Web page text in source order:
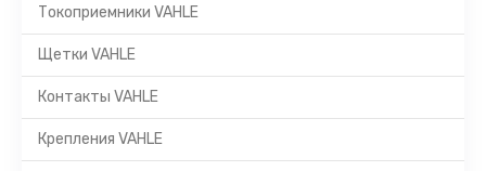
Токоприемники VAHLE
Щетки VAHLE
Контакты VAHLE
Крепления VAHLE